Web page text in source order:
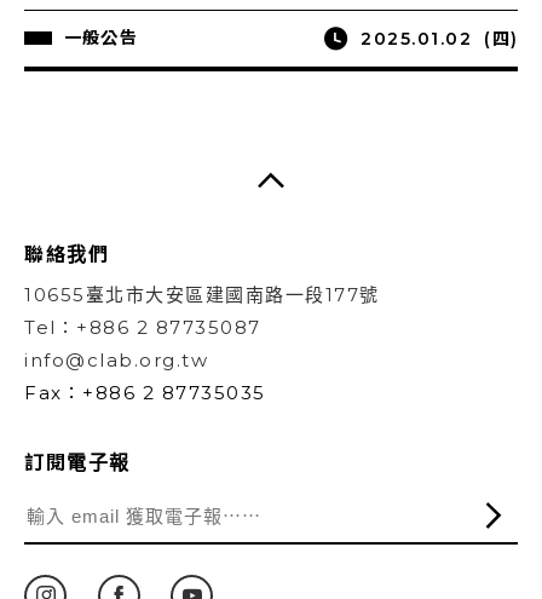
一般公告 2025.01.02 (四)
聯絡我們
10655臺北市大安區建國南路一段177號
Tel：+886 2 87735087
info@clab.org.tw
Fax：+886 2 87735035
訂閱電子報